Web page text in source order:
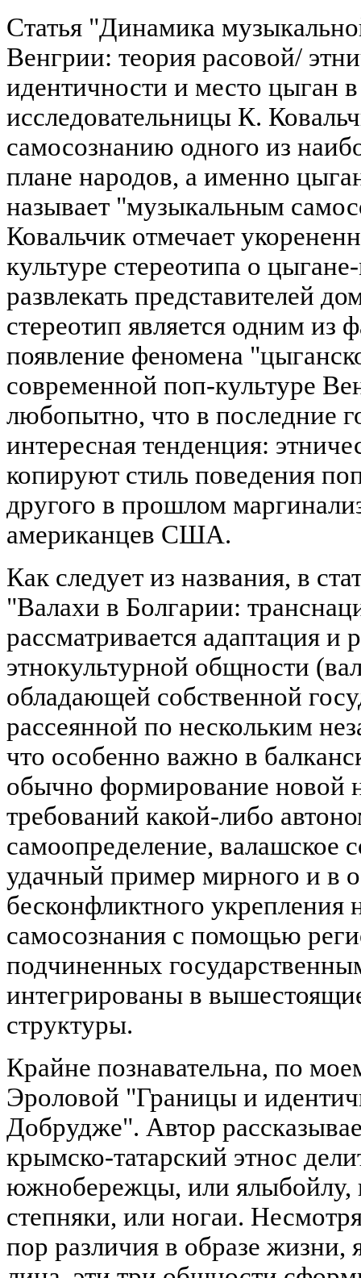
Статья "Динамика
Венгрии: теория расовой/
идентичности и место цыган
исследовательницы К.
самосознанию одного из
плане народов, а именно
называет "музыкальным
Ковальчик отмечает
культуре стереотипа о
развлекать представителей
стереотип является одним из
появление феномена
современной поп-культуре
любопытно, что в последние
интересная тенденция:
копируют стиль поведения
другого в прошлом
американцев США.
Как следует из названия, в
"Валахи в Болгарии:
рассматривается адаптация и
этнокультурной общности
обладающей собственной
рассеянной по нескольким
что особенно важно в
обычно формирование новой
требований какой-либо
самоопределение, валашское
удачный пример мирного и в
бесконфликтного укрепления
самосознания с помощью
подчиненных
интегрированы в
структуры.
Крайне познавательна, по
Эроловой "Границы и
Добрудже". Автор
крымско-татарский этнос
южнобережцы, или ялыбойлу,
степняки, или ногаи.
пор различия в образе жизни,